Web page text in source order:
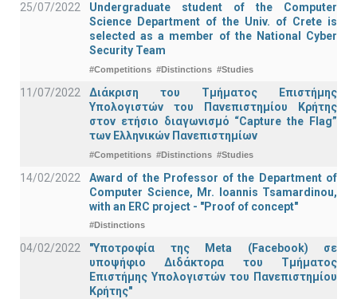
25/07/2022
Undergraduate student of the Computer
Science Department of the Univ. of Crete is
selected as a member of the National Cyber
Security Team
#Competitions #Distinctions #Studies
11/07/2022
Διάκριση του Τμήματος Επιστήμης
Υπολογιστών του Πανεπιστημίου Κρήτης
στον ετήσιο διαγωνισμό “Capture the Flag”
των Ελληνικών Πανεπιστημίων
#Competitions #Distinctions #Studies
14/02/2022
Award of the Professor of the Department of
Computer Science, Mr. Ioannis Tsamardinou,
with an ERC project - "Proof of concept"
#Distinctions
04/02/2022
"Υποτροφία της Meta (Facebook) σε
υποψήφιο Διδάκτορα του Τμήματος
Επιστήμης Υπολογιστών του Πανεπιστημίου
Κρήτης"